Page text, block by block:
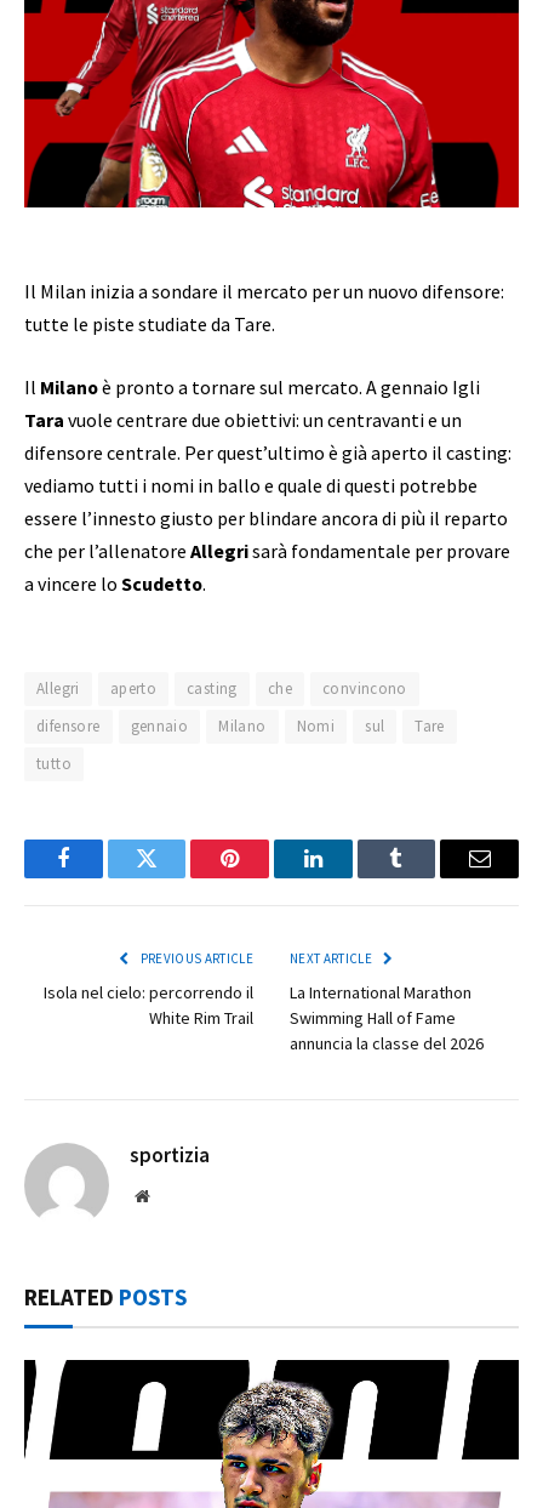
Il Milan inizia a sondare il mercato per un nuovo difensore:
tutte le piste studiate da Tare.
Il Milanoè pronto a tornare sul mercato. A gennaio Igli
Tara vuole centrare due obiettivi: un centravanti e un
difensore centrale. Per quest’ultimo è già aperto il casting:
vediamo tutti i nomi in ballo e quale di questi potrebbe
essere l’innesto giusto per blindare ancora di più il reparto
che per l’allenatore Allegrisarà fondamentale per provare
a vincere lo Scudetto.
Allegri aperto casting che
convincono
difensore
gennaio Milano Nomi sul
Tare
tutto
FacebookTwitter Pinterest LinkedInTumblr Email
PREVIOUS ARTICLE
Isola nel cielo: percorrendo il
White Rim Trail
NEXT ARTICLE
La International Marathon
Swimming Hall of Fame
annuncia la classe del 2026
sportizia
Website
RELATED POSTS